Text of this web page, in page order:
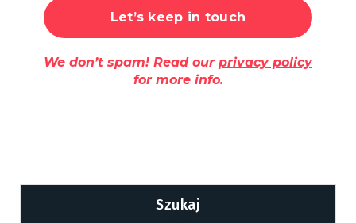
We don’t spam! Read our privacy policy
for more info.
Szukaj